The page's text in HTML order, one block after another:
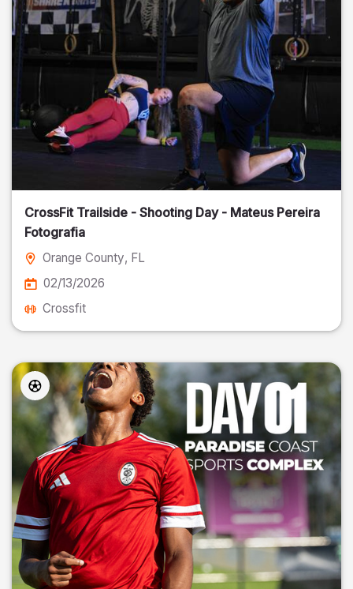
CrossFit Trailside - Shooting Day - Mateus Pereira
Fotografia
Orange County, FL
02/13/2026
Crossfit